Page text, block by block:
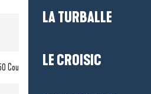
LA TURBALLE
LE CROISIC
Couvert(s)